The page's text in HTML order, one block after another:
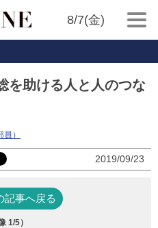
8/7(金)
を助ける人と人のつな
）
2019/09/23
記事へ戻る
1/5）